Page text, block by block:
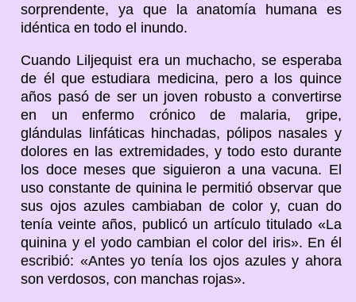
sorprendente, ya que la anatomía humana es
idéntica en todo el inundo.
Cuando Liljequist era un muchacho, se esperaba
de él que estudiara medicina, pero a los quince
años pasó de ser un joven robusto a convertirse
en un enfermo crónico de malaria, gripe,
glándulas linfáticas hinchadas, pólipos nasales y
dolores en las extremidades, y todo esto durante
los doce meses que siguieron a una vacuna. El
uso constante de quinina le permitió observar que
sus ojos azules cambiaban de color y, cuan do
tenía veinte años, publicó un artículo titulado «La
quinina y el yodo cambian el color del iris». En él
escribió: «Antes yo tenía los ojos azules y ahora
son verdosos, con manchas rojas».